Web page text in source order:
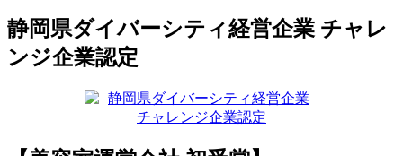
静岡県ダイバーシティ経営企業 チャレ
ンジ企業認定